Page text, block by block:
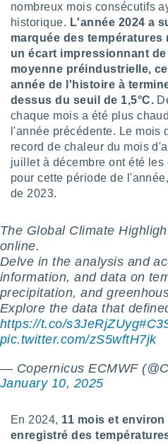
que
la
sur le
et que
ne
ou
de la
non
des
notre
le
en
le
nombreux mois consécutifs
historique. L'année 2024 a
marquée des températures
un écart impressionnant de
moyenne préindustrielle,
année de l'histoire à
dessus du seuil de 1,5°C.
chaque mois a été plus
l'année précédente. Le mois
record de chaleur du mois
juillet à décembre ont été
pour cette période de
de 2023.
The Global Climate
online.
Delve in the analysis and
information, and data on
precipitation, and
Explore the data that
https://t.co/s3JeRjZUyg
pic.twitter.com/zS5wftH7jk
— Copernicus ECMWF
January 10, 2025
En 2024, 11 mois et
enregistré des